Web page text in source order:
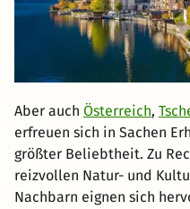
Aber auch Österreich,
erfreuen sich in Sachen
größter Beliebtheit. Zu
reizvollen Natur- und
Nachbarn eignen sich